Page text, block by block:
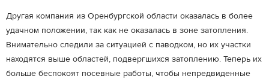
Другая компания из Оренбургской области оказалась в более
удачном положении, так как не оказалась в зоне затопления.
Внимательно следили за ситуацией с паводком, но их участки
находятся выше областей, подвергшихся затоплению. Теперь их
больше беспокоят посевные работы, чтобы непредвиденные